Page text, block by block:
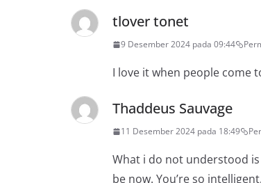
tlover tonet
9 Desember 2024 pada 09:44
I love it when people come
Thaddeus Sauvage
11 Desember 2024 pada 18:49
What i do not understood
be now. You’re so